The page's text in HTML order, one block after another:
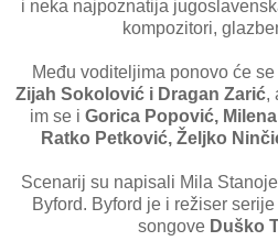
i neka najpoznatija
kompozitori,
Među voditeljima ponovo će
Zijah Sokolović i Dragan Zarić,
im se i Gorica Popović,
Ratko Petković, Željko
Scenarij su napisali Mila
Byford. Byford je i režiser
songove Duško